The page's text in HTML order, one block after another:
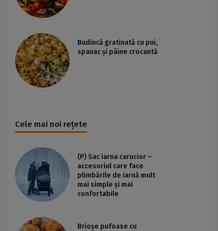
Budincă gratinată cu pui,
spanac și pâine crocantă
Cele mai noi rețete
(P) Sac iarna carucior –
accesoriul care face
plimbările de iarnă mult
mai simple și mai
confortabile
Brioșe pufoase cu